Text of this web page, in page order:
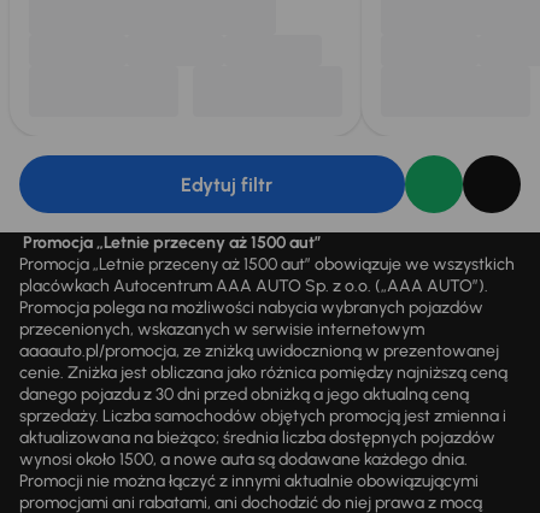
Edytuj filtr
Promocja „Letnie przeceny aż 1500 aut”
Promocja „Letnie przeceny aż 1500 aut” obowiązuje we wszystkich
placówkach Autocentrum AAA AUTO Sp. z o.o. („AAA AUTO”).
Promocja polega na możliwości nabycia wybranych pojazdów
przecenionych, wskazanych w serwisie internetowym
aaaauto.pl/promocja, ze zniżką uwidocznioną w prezentowanej
cenie. Zniżka jest obliczana jako różnica pomiędzy najniższą ceną
danego pojazdu z 30 dni przed obniżką a jego aktualną ceną
sprzedaży. Liczba samochodów objętych promocją jest zmienna i
aktualizowana na bieżąco; średnia liczba dostępnych pojazdów
wynosi około 1500, a nowe auta są dodawane każdego dnia.
Promocji nie można łączyć z innymi aktualnie obowiązującymi
promocjami ani rabatami, ani dochodzić do niej prawa z mocą